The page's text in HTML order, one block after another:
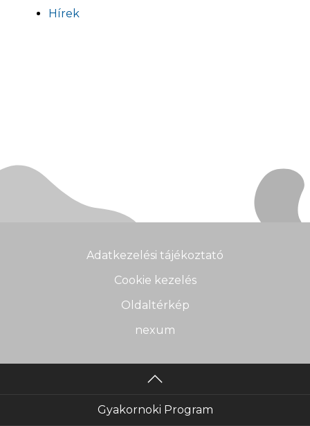
Hírek
Adatkezelési tájékoztató
Cookie kezelés
Oldaltérkép
nexum
Gyakornoki Program